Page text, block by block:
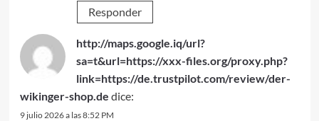
Responder
http://maps.google.iq/url?
sa=t&url=https://xxx-files.org/proxy.php?
link=https://de.trustpilot.com/review/der-
wikinger-shop.de dice:
9 julio 2026 a las 8:52 PM